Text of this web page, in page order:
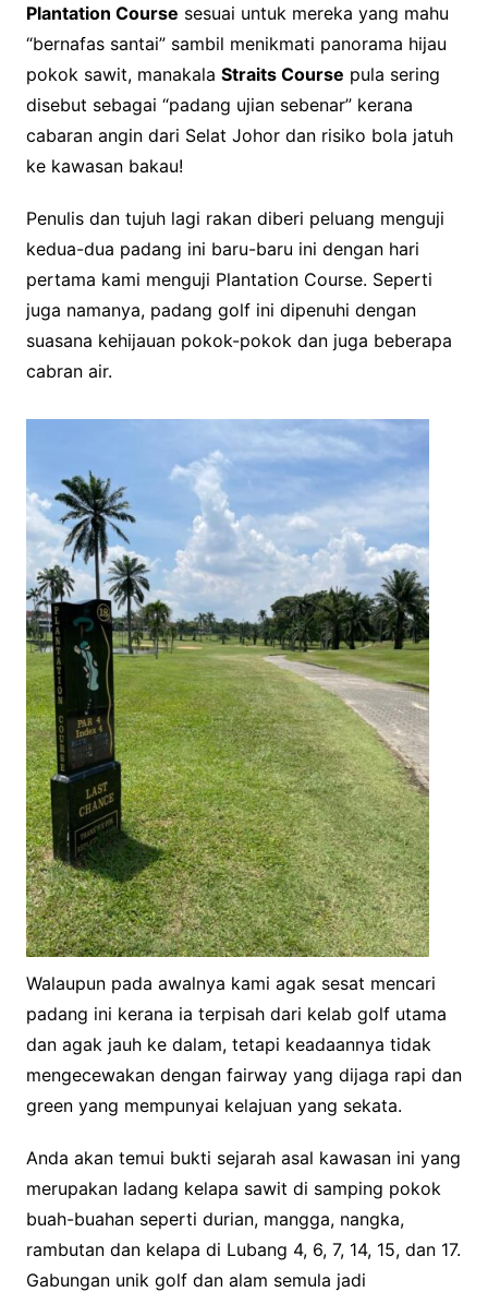
Plantation Course sesuai untuk mereka yang mahu
“bernafas santai” sambil menikmati panorama hijau
pokok sawit, manakala Straits Course pula sering
disebut sebagai “padang ujian sebenar” kerana
cabaran angin dari Selat Johor dan risiko bola jatuh
ke kawasan bakau!
Penulis dan tujuh lagi rakan diberi peluang menguji
kedua-dua padang ini baru-baru ini dengan hari
pertama kami menguji Plantation Course. Seperti
juga namanya, padang golf ini dipenuhi dengan
suasana kehijauan pokok-pokok dan juga beberapa
cabran air.
Walaupun pada awalnya kami agak sesat mencari
padang ini kerana ia terpisah dari kelab golf utama
dan agak jauh ke dalam, tetapi keadaannya tidak
mengecewakan dengan fairway yang dijaga rapi dan
green yang mempunyai kelajuan yang sekata.
Anda akan temui bukti sejarah asal kawasan ini yang
merupakan ladang kelapa sawit di samping pokok
buah-buahan seperti durian, mangga, nangka,
rambutan dan kelapa di Lubang 4, 6, 7, 14, 15, dan 17.
Gabungan unik golf dan alam semula jadi